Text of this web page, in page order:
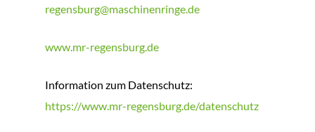
regensburg@maschinenringe.de
www.mr-regensburg.de
Information zum Datenschutz:
https://www.mr-regensburg.de/datenschutz